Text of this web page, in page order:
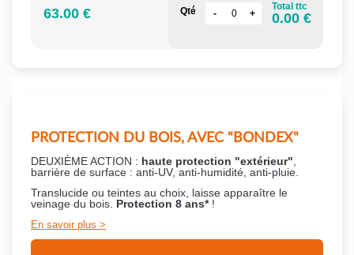
63.00 € Qté Total ttc
0.00 €
PROTECTION DU BOIS, AVEC "BONDEX"
DEUXIÈME ACTION : haute protection "extérieur"
barrière de surface : anti-UV, anti-humidité, anti-pluie.
Translucide ou teintes au choix, laisse apparaître le
veinage du bois. Protection 8 ans*!
En savoir plus